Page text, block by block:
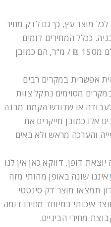
מוצר עץ, כך גם לדק מחיר
ככלל המחירים דומים
למחירי פרקטים ביתיים ומתחילם מ150 ₪ / מ"ר, הם כמובן
אפשרית במקרים רבים
מסוימים נתקל צוות
או שדורש הקמת מבנה
אלו כמובן מייקרים את
והערכה מראש ולא באים
דופן, דווקא כאן אין לנו
איננו שונה באופן מהותי מזה
תמצאו מוצר דק סינטטי
איכותי במיוחד מחירו דומה
מחירי הביניים.